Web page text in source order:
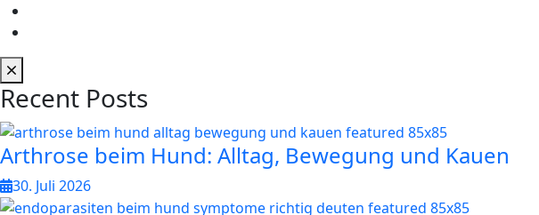
Recent Posts
Arthrose beim Hund: Alltag, Bewegung und Kauen
30. Juli 2026